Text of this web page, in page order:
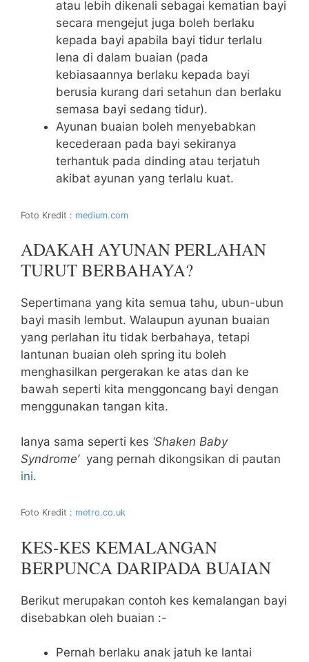
atau lebih dikenali sebagai kematian bayi
secara mengejut juga boleh berlaku
kepada bayi apabila bayi tidur terlalu
lena di dalam buaian (pada
kebiasaannya berlaku kepada bayi
berusia kurang dari setahun dan berlaku
semasa bayi sedang tidur).
Ayunan buaian boleh menyebabkan
kecederaan pada bayi sekiranya
terhantuk pada dinding atau terjatuh
akibat ayunan yang terlalu kuat.
Foto Kredit : medium.com
ADAKAH AYUNAN PERLAHAN
TURUT BERBAHAYA?
Sepertimana yang kita semua tahu, ubun-ubun
bayi masih lembut. Walaupun ayunan buaian
yang perlahan itu tidak berbahaya, tetapi
lantunan buaian oleh spring itu boleh
menghasilkan pergerakan ke atas dan ke
bawah seperti kita menggoncang bayi dengan
menggunakan tangan kita.
Ianya sama seperti kes ‘Shaken Baby
Syndrome’yang pernah dikongsikan di pautan
ini.
Foto Kredit : metro.co.uk
KES-KES KEMALANGAN
BERPUNCA DARIPADA BUAIAN
Berikut merupakan contoh kes kemalangan bayi
disebabkan oleh buaian :-
Pernah berlaku anak jatuh ke lantai